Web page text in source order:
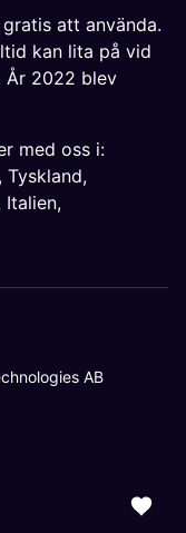
att använda.
kan lita på vid
År 2022 blev
med oss i:
, Tyskland,
Italien,
AB